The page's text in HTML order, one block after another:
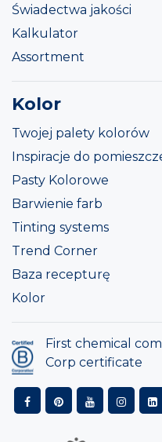
Świadectwa jakości
Kalkulator
Assortment
Kolor
Twojej palety kolorów
Inspiracje do
Pasty Kolorowe
Barwienie farb
Tinting systems
Trend Corner
Baza recepturę
Kolor
First chemical
Corp certificate